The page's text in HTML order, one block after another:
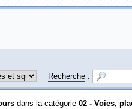
Recherche:
dans la catégorie 02 - Voies,